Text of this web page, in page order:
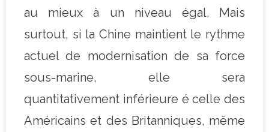
au mieux à un niveau égal. Mais
surtout, si la Chine maintient le rythme
actuel de modernisation de sa force
sous-marine, elle sera
quantitativement inférieure é celle des
Américains et des Britanniques, même